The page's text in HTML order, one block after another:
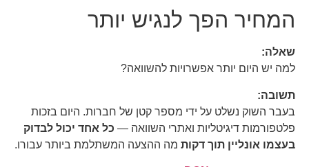
המחיר הפך לנגיש יותר
שאלה:
למה יש היום יותר אפשרויות להשוואה?
תשובה:
בעבר השוק נשלט על ידי מספר קטן של חברות. היום בזכות
פלטפורמות דיגיטליות ואתרי השוואה — כל אחד יכול לבדוק
בעצמו אונליין תוך דקותמה ההצעה המשתלמת ביותר עבורו.